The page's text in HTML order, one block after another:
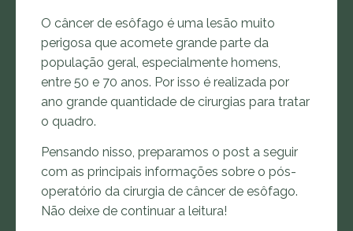
O câncer de esôfago é uma lesão muito
perigosa que acomete grande parte da
população geral, especialmente homens,
entre 50 e 70 anos. Por isso é realizada por
ano grande quantidade de cirurgias para tratar
o quadro.
Pensando nisso, preparamos o post a seguir
com as principais informações sobre o pós-
operatório da cirurgia de câncer de esôfago.
Não deixe de continuar a leitura!